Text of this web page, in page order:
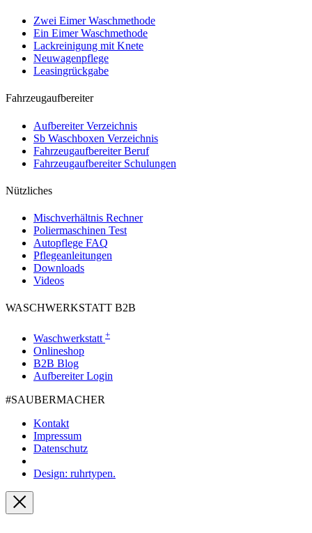
Zwei Eimer Waschmethode
Ein Eimer Waschmethode
Lackreinigung mit Knete
Neuwagenpflege
Leasingrückgabe
Fahrzeugaufbereiter
Aufbereiter Verzeichnis
Sb Waschboxen Verzeichnis
Fahrzeugaufbereiter Beruf
Fahrzeugaufbereiter Schulungen
Nützliches
Mischverhältnis Rechner
Poliermaschinen Test
Autopflege FAQ
Pflegeanleitungen
Downloads
Videos
WASCHWERKSTATT B2B
Waschwerkstatt +
Onlineshop
B2B Blog
Aufbereiter Login
#SAUBER­MACHER
Kontakt
Impressum
Datenschutz
Design: ruhrtypen.